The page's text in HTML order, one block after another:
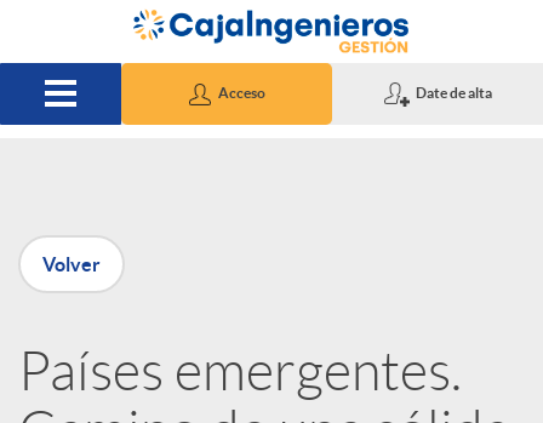
Saltar al contenido principal
Acceso Date de alta
P
u
b
Volver
Países emergentes.